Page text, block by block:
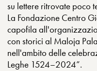
su lettere ritrovate poco
La Fondazione Centro
capofila
con storici al Maloja
nell'ambito delle
Leghe 1524–2024”.